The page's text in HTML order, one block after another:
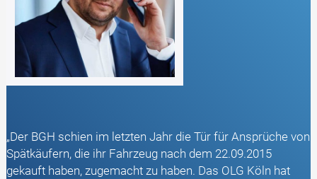
„Der BGH schien im letzten Jahr die Tür für Ansprüche von
Spätkäufern, die ihr Fahrzeug nach dem 22.09.2015
gekauft haben, zugemacht zu haben. Das OLG Köln hat